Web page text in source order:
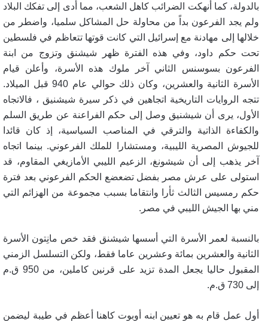
بالدولة، كما أنهكت الضرائب كاهل الشعب، مما أدى إلى تفكك البلاد
ولم يجد الفرعون بداً من محاولة حل المشاكل سلميا، واضطر من
خلالها إلى مهادنة مع إسرائيل التي كانت قوتها تتعاظم في فلسطين
تحت حكم داود، وفي هذه الفترة ظهر شيشنق وتزوج من ابنة
الفرعون بسوسنس الثاني آخر ملوك هذه الأسرة، وأعلن قيام
الأسرة الثانية والعشرين، وكان ذلك حوالي عام 940 قبل الميلاد.
تتجه الروايات التاريخية اتجاهين في ذكر سيرة شيشنيق ، فالاتجاه
الأول، يرى أن شيشنيق وصل إلى حكم الفراعنة عن طريق السلم
والكفاءة الذاتية والترقي في المناصب السياسية، إذ كان قائدا
للجيوش المصرية الليبية، ومستشارا للملك الفرعوني. بينما اتجاه
آخر يذهب إلى أن شيشونغ، الزعيم الليبي الأمازيغي المقاوم، قد
استولى على عرش مصر بفضل تضعضع الحكم الفرعوني بعد فترة
حكم رمسيس الثالث ثأرا وانتقاما بسبب مجموعة من الهزائم التي
مني بها الجيش الليبي في مصر .
بالنسبة لعمر الأسرة التي أسسها شيشنق فقد خص مانِتون الأسرة
الثانية والعشرين بمائة وعشرين عاما فقط، ولكن التسلسل الزمني
المقبول حاليا يجعل المدة تزيد على قرنين كاملين، من 950 ق.م
إلى 730 ق.م
.
أول عمل قام به هو تعيين ابنه أوبوت كاهنا أعظم في طيبة ليضمن